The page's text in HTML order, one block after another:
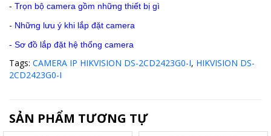
- Trọn bộ camera gồm những thiết bị gì
- Những lưu ý khi lắp đặt camera
- Sơ đồ lắp đặt hệ thống camera
Tags: CAMERA IP HIKVISION DS-2CD2423G0-I, HIKVISION DS-
2CD2423G0-I
SẢN PHẨM TƯƠNG TỰ